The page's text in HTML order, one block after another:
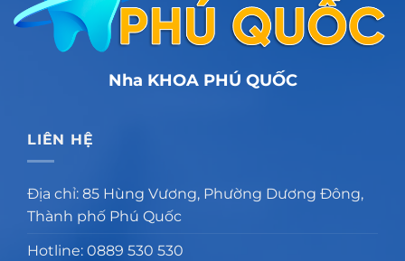
Nha KHOA PHÚ QUỐC
LIÊN HỆ
Địa chỉ: 85 Hùng Vương, Phường Dương Đông,
Thành phố Phú Quốc
Hotline: 0889 530 530